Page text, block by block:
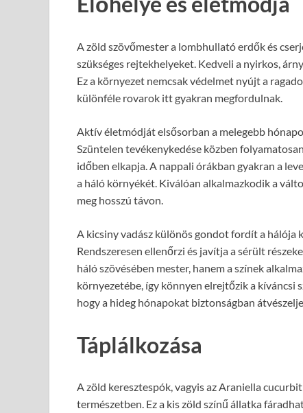
A zöld szövőmester a lombhullató erdők és
szükséges rejtekhelyeket. Kedveli a nyirkos,
Ez a környezet nemcsak védelmet nyújt a
különféle rovarok itt gyakran megfordulnak.
Aktív életmódját elsősorban a melegebb
Szüntelen tevékenykedése közben
időben elkapja. A nappali órákban gyakran a
a háló környékét. Kiválóan alkalmazkodik a
meg hosszú távon.
A kicsiny vadász különös gondot fordít a hálója
Rendszeresen ellenőrzi és javítja a sérült
háló szövésében mester, hanem a színek
környezetébe, így könnyen elrejtőzik a kíváncsi
hogy a hideg hónapokat biztonságban átvészelje.
Táplálkozása
A zöld keresztespók, vagyis az Araniella
természetben. Ez a kis zöld színű állatka